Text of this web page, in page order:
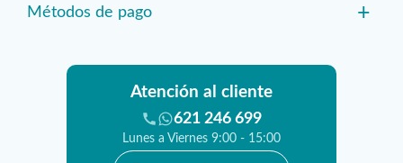
Métodos de pago +
Atención al cliente
621 246 699
Lunes a Viernes 9:00 - 15:00